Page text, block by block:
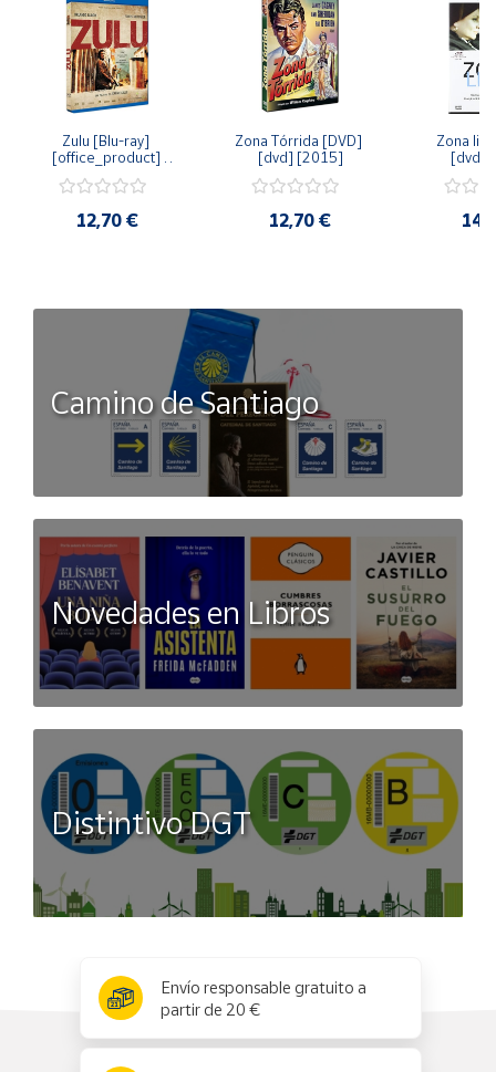
Zulu [Blu-ray]
[office_product]
12,70 €
Zona Tórrida [DVD]
[dvd] [2015]
12,70 €
Zona
[dvd]
Camino de Santiago
Novedades en Libros
Distintivo DGT
Envío responsable gratuito a
partir de 20 €